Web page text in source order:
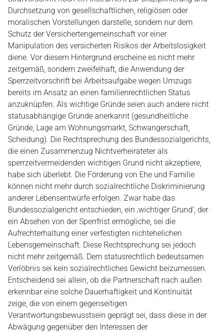
Durchsetzung von gesellschaftlichen, religiösen oder
moralischen Vorstellungen darstelle, sondern nur dem
Schutz der Versichertengemeinschaft vor einer
Manipulation des versicherten Risikos der Arbeitslosigkeit
diene. Vor diesem Hintergrund erscheine es nicht mehr
zeitgemäß, sondern zweifelhaft, die Anwendung der
Sperrzeitvorschrift bei Arbeitsaufgabe wegen Umzugs
bereits im Ansatz an einen familienrechtlichen Status
anzuknüpfen. Als wichtige Gründe seien auch andere nicht
statusabhängige Gründe anerkannt (gesundheitliche
Gründe, Lage am Wohnungsmarkt, Schwangerschaft,
Scheidung). Die Rechtsprechung des Bundessozialgerichts,
die einen Zusammenzug Nichtverheirateter als
sperrzeitvermeidenden wichtigen Grund nicht akzeptiere,
habe sich überlebt. Die Förderung von Ehe und Familie
können nicht mehr durch sozialrechtliche Diskriminierung
anderer Lebensentwürfe erfolgen. Zwar habe das
Bundessozialgericht entschieden, ein ‚wichtiger Grund‘, der
ein Absehen von der Sperrfrist ermögliche, sei die
Aufrechterhaltung einer verfestigten nichtehelichen
Lebensgemeinschaft. Diese Rechtsprechung sei jedoch
nicht mehr zeitgemäß. Dem statusrechtlich bedeutsamen
Verlöbnis sei kein sozialrechtliches Gewicht beizumessen.
Entscheidend sei allein, ob die Partnerschaft nach außen
erkennbar eine solche Dauerhaftigkeit und Kontinuität
zeige, die von einem gegenseitigen
Verantwortungsbewusstsein geprägt sei, dass diese in der
Abwägung gegenüber den Interessen der